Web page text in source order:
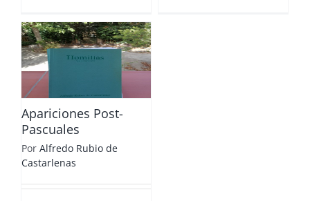
Apariciones Post-
Pascuales
Por Alfredo Rubio de
Castarlenas